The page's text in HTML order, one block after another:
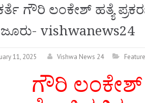
ಗೌರಿ ಲಂಕೇಶ್ ಹತ್ಯೆ
vishwanews24
11, 2025 Vishwa News 24
ಗೌರಿ ಲಂಕೇಶ್‌